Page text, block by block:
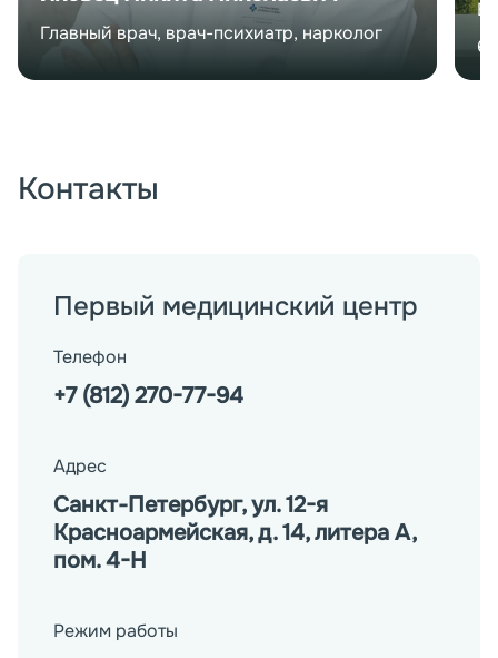
Главный врач, врач-психиатр, нарколог
Контакты
Первый медицинский центр
Телефон
+7 (812) 270-77-94
Адрес
Санкт-Петербург, ул. 12-я
Красноармейская, д. 14, литера А,
пом. 4-Н
Режим работы